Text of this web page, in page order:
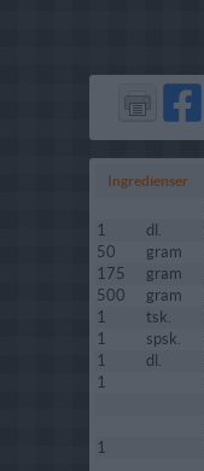
Del
på
Ingredienser
1
dl.
50
gram
175
gram
500
gram
1
tsk.
1
spsk.
1
dl.
1
1